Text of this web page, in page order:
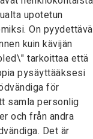
upotetun
On pyydettävä
kuin kävijän
tarkoittaa että
pysäyttääksesi
för
samla personlig
och från andra
Det är